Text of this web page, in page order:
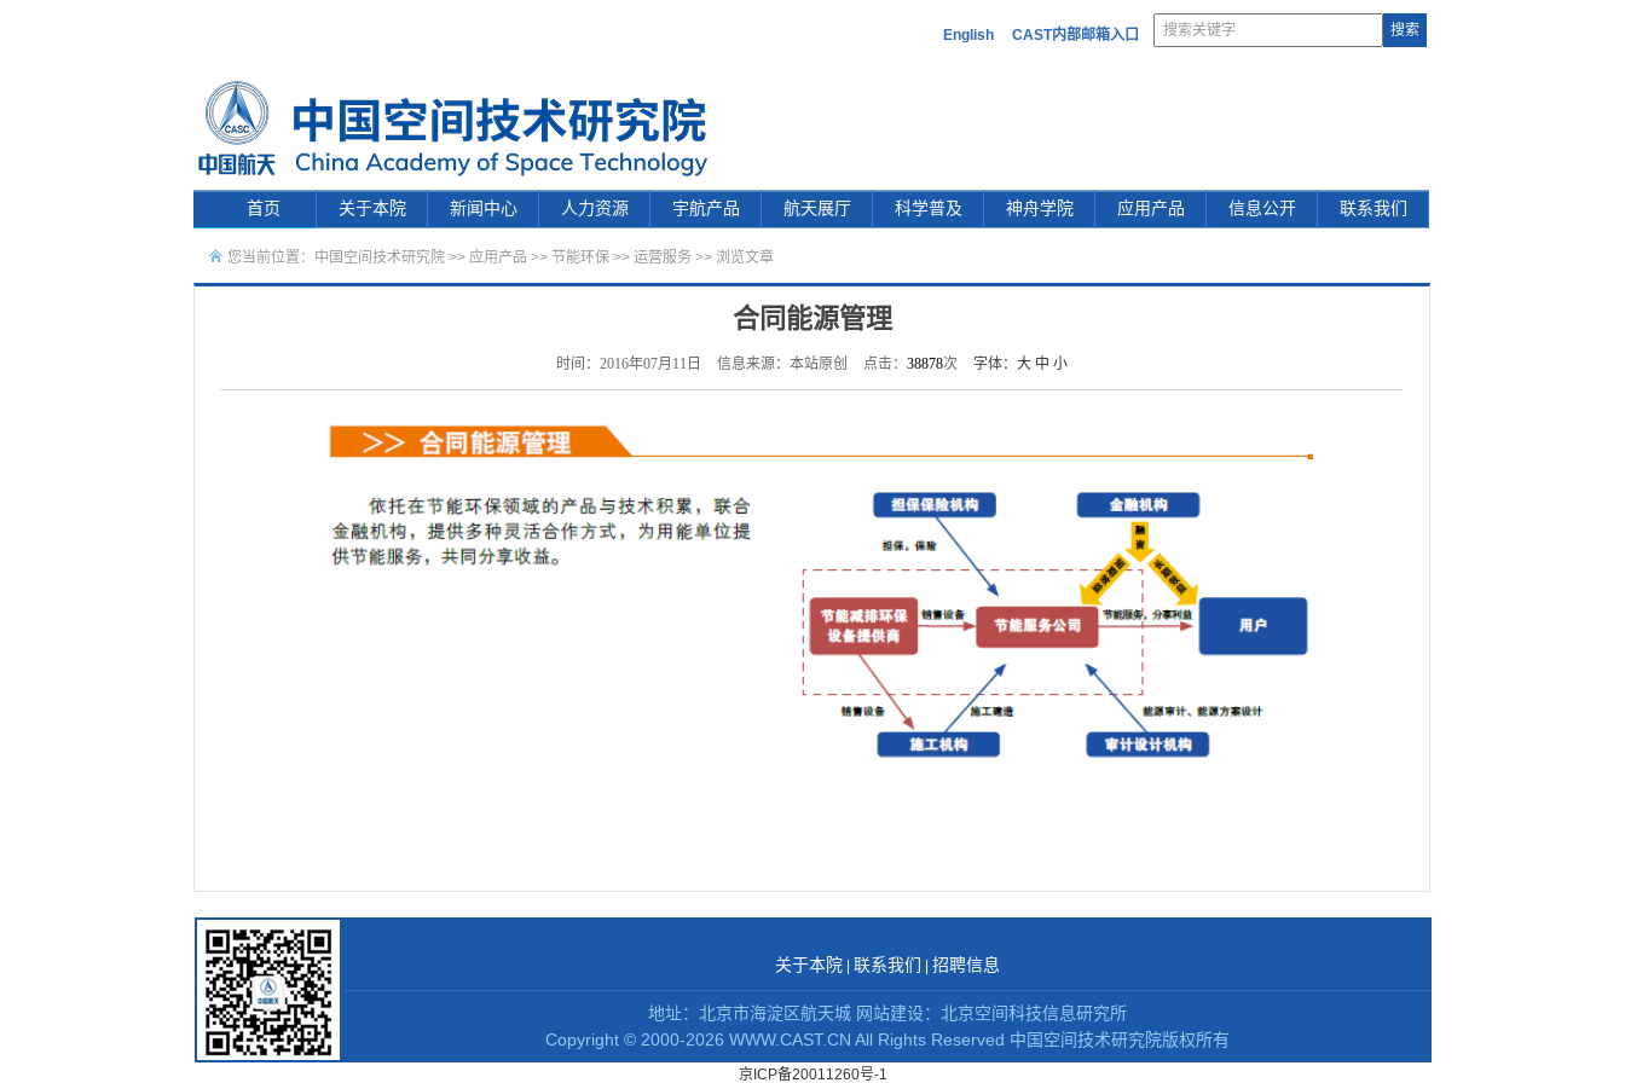
English CAST内部邮箱入口
首页 关于本院 新闻中心 人力资源 宇航产品 航天展厅 科学普及 神舟学院 应用产品 信息公开 联系我们
您当前位置： 中国空间技术研究院 >> 应用产品 >> 节能环保 >> 运营服务 >> 浏览文章
合同能源管理
时间：2016年07月11日 信息来源：本站原创 点击： 38878次 字体： 大 中 小
关于本院| 联系我们 招聘信息
地址：北京市海淀区航天城 网站建设：北京空间科技信息研究所
Copyright ©2000-2026 WWW.CAST.CN All Rights Reserved 中国空间技术研究院版权所有
京ICP备20011260号-1